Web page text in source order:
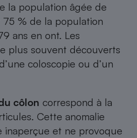
la population âgée de
% de la population
ans en ont. Les
plus souvent découverts
coloscopie ou d’un
côlon correspond à la
Cette anomalie
inaperçue et ne provoque